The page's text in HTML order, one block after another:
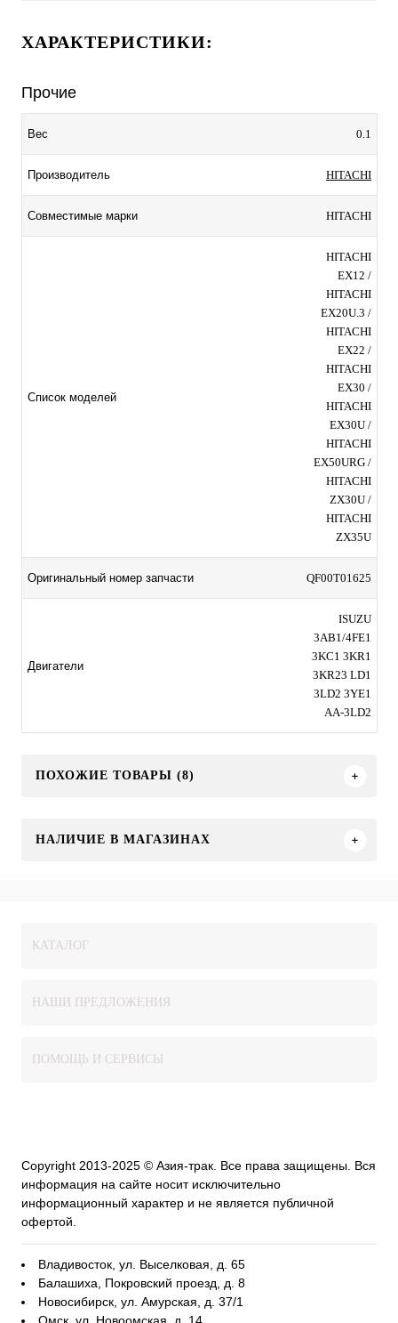
ХАРАКТЕРИСТИКИ:
Прочие
Вес 0.1
Производитель HITACHI
Совместимые марки HITACHI
Список моделей
HITACHI
EX12 /
HITACHI
EX20U.3 /
HITACHI
EX22 /
HITACHI
EX30 /
HITACHI
EX30U /
HITACHI
EX50URG /
HITACHI
ZX30U /
HITACHI
ZX35U
Оригинальный номер запчасти QF00T01625
Двигатели
ISUZU
3AB1/4FE1
3KC1 3KR1
3KR23 LD1
3LD2 3YE1
AA-3LD2
ПОХОЖИЕ ТОВАРЫ (8)
НАЛИЧИЕ В МАГАЗИНАХ
КАТАЛОГ
НАШИ ПРЕДЛОЖЕНИЯ
ПОМОЩЬ И СЕРВИСЫ
Copyright 2013-2025 © Азия-трак. Все права защищены. Вся
информация на сайте носит исключительно
информационный характер и не является публичной
офертой.
Владивосток, ул. Выселковая, д. 65
Балашиха, Покровский проезд, д. 8
Новосибирск, ул. Амурская, д. 37/1